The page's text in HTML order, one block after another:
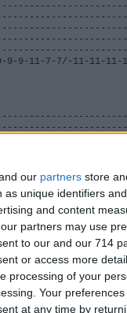
our partners store
as unique identifiers
and content
partners may use
to our and our 714
or access more
processing of your
Your
at any time by
9-9-11-7-7/-11-11-
14-16-14-12-11/-11-
bir solo vardı.Biraz